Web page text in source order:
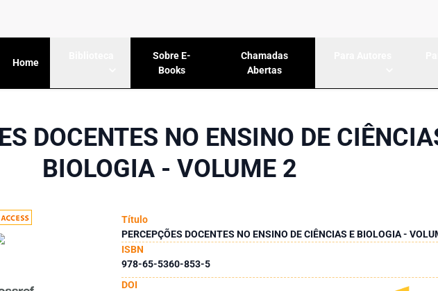
Home
Sobre E-
Books
Chamadas
Abertas
DOCENTES NO ENSINO DE
BIOLOGIA - VOLUME 2
Título
PERCEPÇÕES DOCENTES NO ENSINO DE CIÊNCIAS E BIOLOGIA -
ISBN
978-65-5360-853-5
DOI